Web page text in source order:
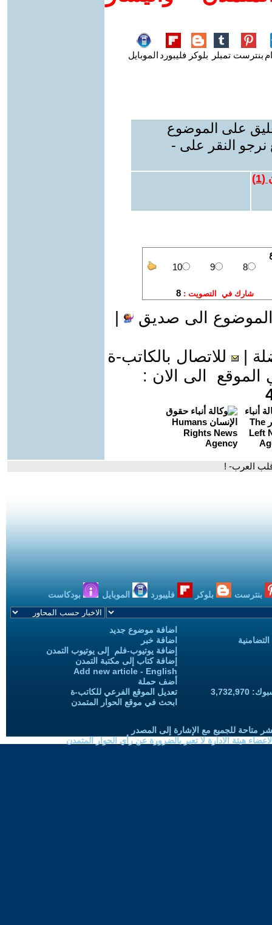
بنترست تمبلر بلوكر فليبورد الموبايل
على الموضوع
نرجو النقر على -
(
1
)
الى صديق
للاتصال بالكاتب-ة
الى الان :
العرب- !
بنترست بلوكر فليبورد الموبايل بودكاست
اضافة موضوع جديد
اضافة خبر
إضافة يوتيوب-فلم إلى يوتيوب التمدن
إضافة كتاب إلى مكتبة التمدن
Add new article - English
أضف حملة
تعديل الموقع الفرعي للكاتب-ة
ابحث في موقع الحوار المتمدن
متاحة للجميع مع الإشارة إلى المصدر
هيئة الادارة لا تعبر بالضرورة عن رأي الحوار المتمدن